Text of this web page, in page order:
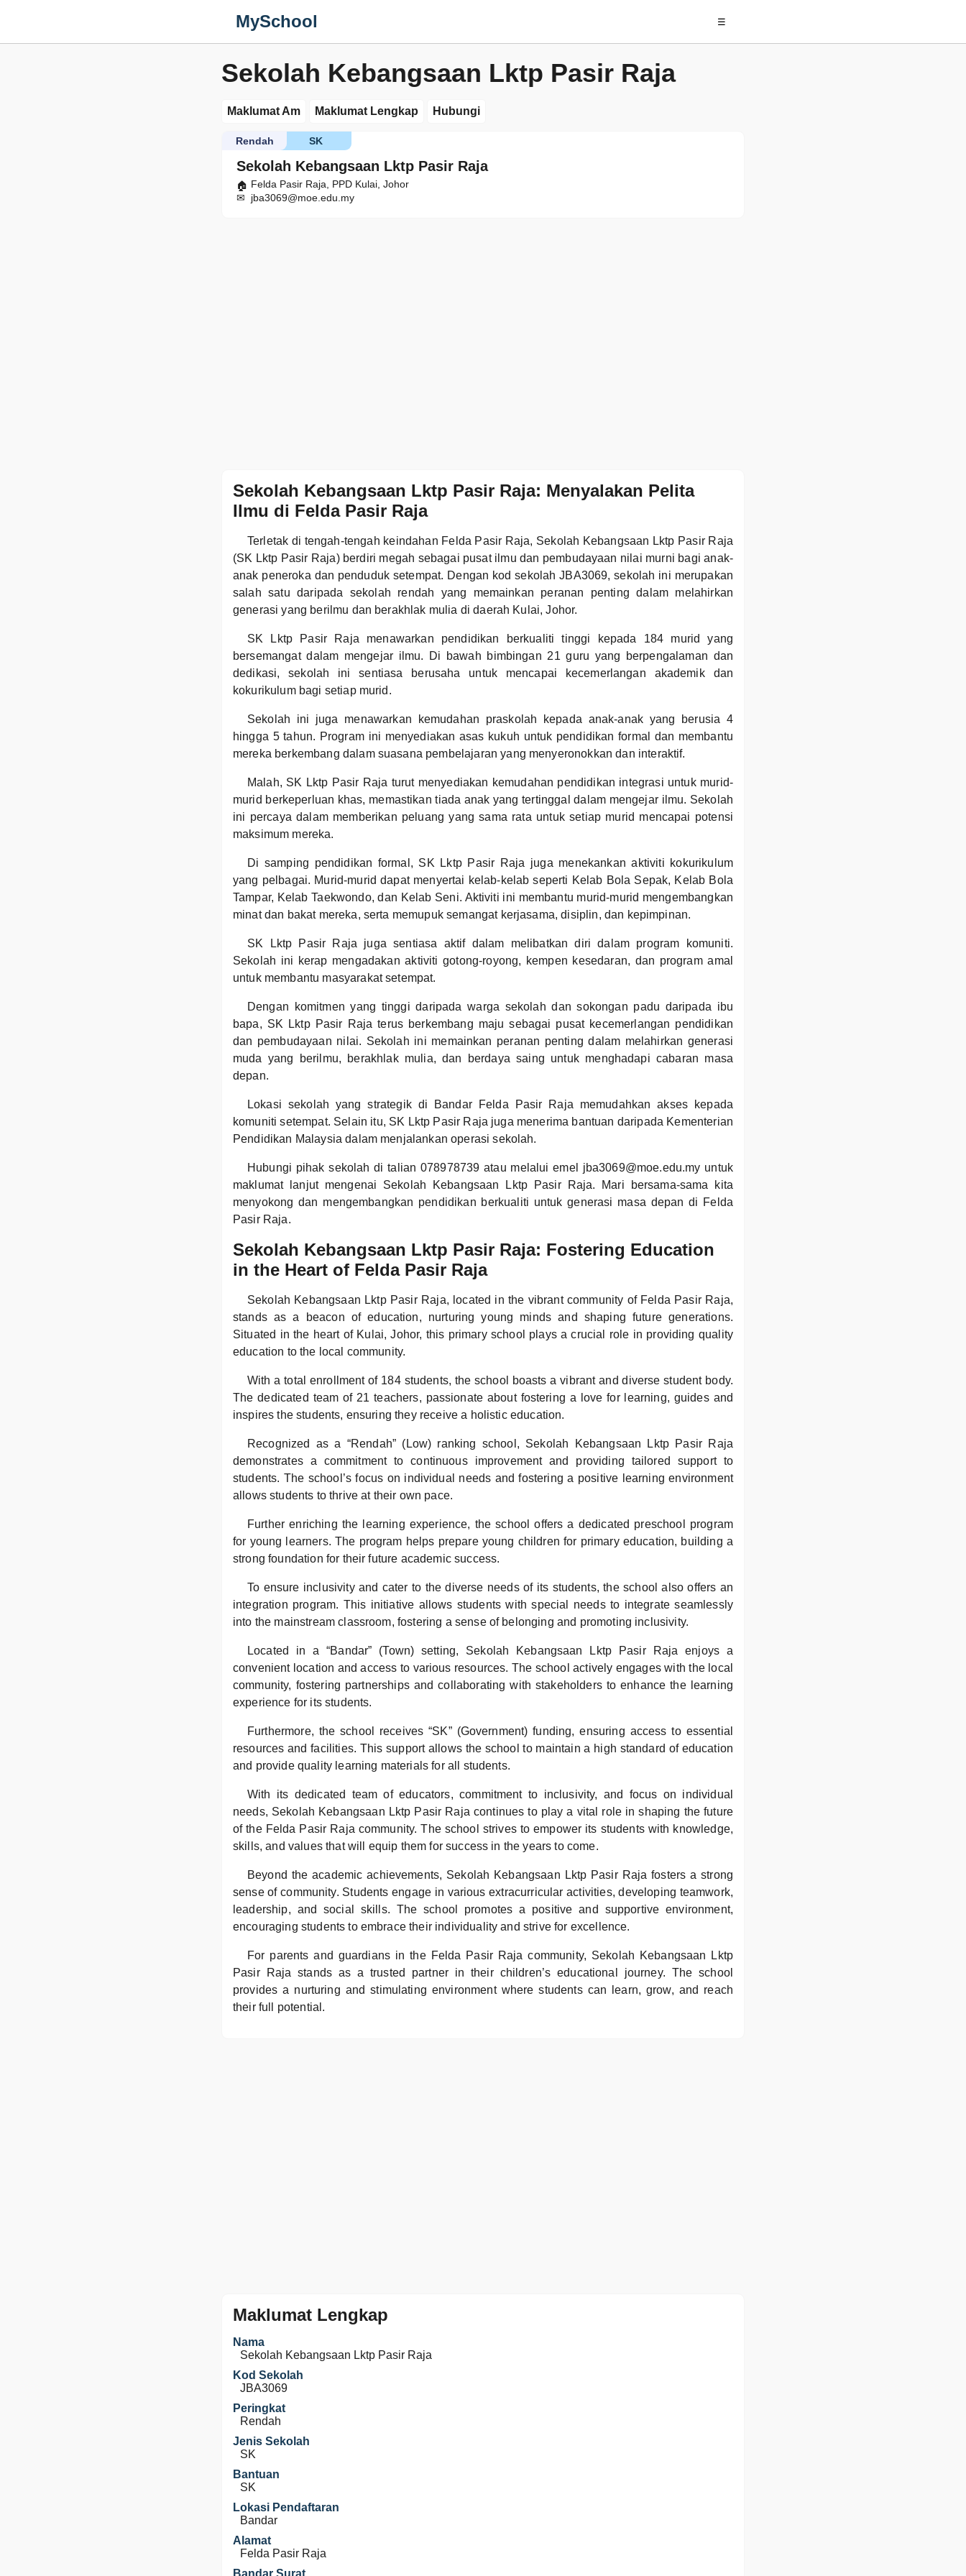
MySchool ☰
Sekolah Kebangsaan Lktp Pasir Raja
Maklumat Am Maklumat Lengkap Hubungi
Sekolah Kebangsaan Lktp Pasir Raja
SK
Rendah
Felda Pasir Raja, PPD Kulai, Johor
jba3069@moe.edu.my
Sekolah Kebangsaan Lktp Pasir Raja: Menyalakan Pelita
Ilmu di Felda Pasir Raja
Terletak di tengah-tengah keindahan Felda Pasir Raja, Sekolah Kebangsaan Lktp Pasir Raja
(SK Lktp Pasir Raja) berdiri megah sebagai pusat ilmu dan pembudayaan nilai murni bagi anak-
anak peneroka dan penduduk setempat. Dengan kod sekolah JBA3069, sekolah ini merupakan
salah satu daripada sekolah rendah yang memainkan peranan penting dalam melahirkan
generasi yang berilmu dan berakhlak mulia di daerah Kulai, Johor.
SK Lktp Pasir Raja menawarkan pendidikan berkualiti tinggi kepada 184 murid yang
bersemangat dalam mengejar ilmu. Di bawah bimbingan 21 guru yang berpengalaman dan
dedikasi, sekolah ini sentiasa berusaha untuk mencapai kecemerlangan akademik dan
kokurikulum bagi setiap murid.
Sekolah ini juga menawarkan kemudahan praskolah kepada anak-anak yang berusia 4
hingga 5 tahun. Program ini menyediakan asas kukuh untuk pendidikan formal dan membantu
mereka berkembang dalam suasana pembelajaran yang menyeronokkan dan interaktif.
Malah, SK Lktp Pasir Raja turut menyediakan kemudahan pendidikan integrasi untuk murid-
murid berkeperluan khas, memastikan tiada anak yang tertinggal dalam mengejar ilmu. Sekolah
ini percaya dalam memberikan peluang yang sama rata untuk setiap murid mencapai potensi
maksimum mereka.
Di samping pendidikan formal, SK Lktp Pasir Raja juga menekankan aktiviti kokurikulum
yang pelbagai. Murid-murid dapat menyertai kelab-kelab seperti Kelab Bola Sepak, Kelab Bola
Tampar, Kelab Taekwondo, dan Kelab Seni. Aktiviti ini membantu murid-murid mengembangkan
minat dan bakat mereka, serta memupuk semangat kerjasama, disiplin, dan kepimpinan.
SK Lktp Pasir Raja juga sentiasa aktif dalam melibatkan diri dalam program komuniti.
Sekolah ini kerap mengadakan aktiviti gotong-royong, kempen kesedaran, dan program amal
untuk membantu masyarakat setempat.
Dengan komitmen yang tinggi daripada warga sekolah dan sokongan padu daripada ibu
bapa, SK Lktp Pasir Raja terus berkembang maju sebagai pusat kecemerlangan pendidikan
dan pembudayaan nilai. Sekolah ini memainkan peranan penting dalam melahirkan generasi
muda yang berilmu, berakhlak mulia, dan berdaya saing untuk menghadapi cabaran masa
depan.
Lokasi sekolah yang strategik di Bandar Felda Pasir Raja memudahkan akses kepada
komuniti setempat. Selain itu, SK Lktp Pasir Raja juga menerima bantuan daripada Kementerian
Pendidikan Malaysia dalam menjalankan operasi sekolah.
Hubungi pihak sekolah di talian 078978739 atau melalui emel jba3069@moe.edu.my untuk
maklumat lanjut mengenai Sekolah Kebangsaan Lktp Pasir Raja. Mari bersama-sama kita
menyokong dan mengembangkan pendidikan berkualiti untuk generasi masa depan di Felda
Pasir Raja.
Sekolah Kebangsaan Lktp Pasir Raja: Fostering Education
in the Heart of Felda Pasir Raja
Sekolah Kebangsaan Lktp Pasir Raja, located in the vibrant community of Felda Pasir Raja,
stands as a beacon of education, nurturing young minds and shaping future generations.
Situated in the heart of Kulai, Johor, this primary school plays a crucial role in providing quality
education to the local community.
With a total enrollment of 184 students, the school boasts a vibrant and diverse student body.
The dedicated team of 21 teachers, passionate about fostering a love for learning, guides and
inspires the students, ensuring they receive a holistic education.
Recognized as a “Rendah” (Low) ranking school, Sekolah Kebangsaan Lktp Pasir Raja
demonstrates a commitment to continuous improvement and providing tailored support to
students. The school’s focus on individual needs and fostering a positive learning environment
allows students to thrive at their own pace.
Further enriching the learning experience, the school offers a dedicated preschool program
for young learners. The program helps prepare young children for primary education, building a
strong foundation for their future academic success.
To ensure inclusivity and cater to the diverse needs of its students, the school also offers an
integration program. This initiative allows students with special needs to integrate seamlessly
into the mainstream classroom, fostering a sense of belonging and promoting inclusivity.
Located in a “Bandar” (Town) setting, Sekolah Kebangsaan Lktp Pasir Raja enjoys a
convenient location and access to various resources. The school actively engages with the local
community, fostering partnerships and collaborating with stakeholders to enhance the learning
experience for its students.
Furthermore, the school receives “SK” (Government) funding, ensuring access to essential
resources and facilities. This support allows the school to maintain a high standard of education
and provide quality learning materials for all students.
With its dedicated team of educators, commitment to inclusivity, and focus on individual
needs, Sekolah Kebangsaan Lktp Pasir Raja continues to play a vital role in shaping the future
of the Felda Pasir Raja community. The school strives to empower its students with knowledge,
skills, and values that will equip them for success in the years to come.
Beyond the academic achievements, Sekolah Kebangsaan Lktp Pasir Raja fosters a strong
sense of community. Students engage in various extracurricular activities, developing teamwork,
leadership, and social skills. The school promotes a positive and supportive environment,
encouraging students to embrace their individuality and strive for excellence.
For parents and guardians in the Felda Pasir Raja community, Sekolah Kebangsaan Lktp
Pasir Raja stands as a trusted partner in their children’s educational journey. The school
provides a nurturing and stimulating environment where students can learn, grow, and reach
their full potential.
Maklumat Lengkap
Nama
Sekolah Kebangsaan Lktp Pasir Raja
Kod Sekolah
JBA3069
Peringkat
Rendah
Jenis Sekolah
SK
Bantuan
SK
Lokasi Pendaftaran
Bandar
Alamat
Felda Pasir Raja
Bandar Surat